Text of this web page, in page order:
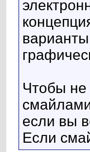
Чтобы не
если вы
Если